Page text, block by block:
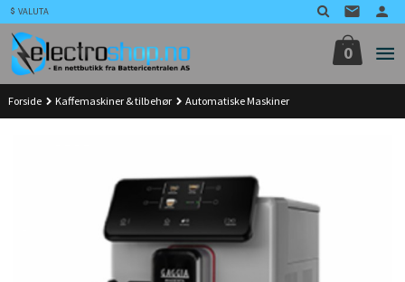
Gå
til
innholdet
VALUTA
0
Forside Kaffemaskiner & tilbehør Automatiske Maskiner